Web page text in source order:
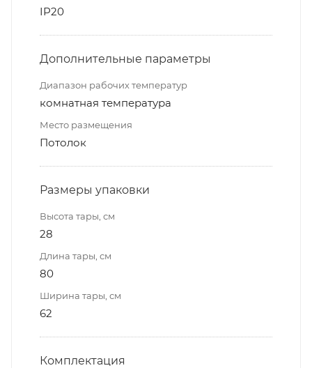
IP20
Дополнительные параметры
Диапазон рабочих температур
комнатная температура
Место размещения
Потолок
Размеры упаковки
Высота тары, см
28
Длина тары, см
80
Ширина тары, см
62
Комплектация